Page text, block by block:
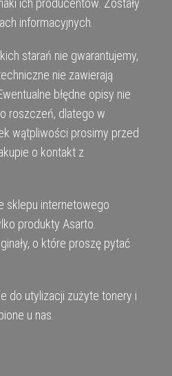
ich producentów. Zostały
informacyjnych.
starań nie gwarantujemy,
nie zawierają
błędne opisy nie
roszczeń, dlatego w
wątpliwości prosimy przed
o kontakt z
sklepu internetowego
produkty Asarto.
o które proszę pytać
do utylizacji zużyte tonery i
u nas.